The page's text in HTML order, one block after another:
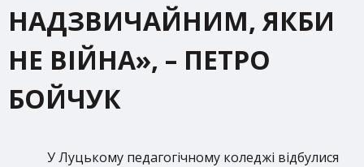
НАДЗВИЧАЙНИМ, ЯКБИ
НЕ ВІЙНА», – ПЕТРО
БОЙЧУК
У Луцькому педагогічному коледжі відбулися